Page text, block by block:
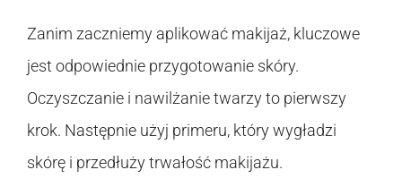
Zanim zaczniemy aplikować makijaż, kluczowe
jest odpowiednie przygotowanie skóry.
Oczyszczanie i nawilżanie twarzy to pierwszy
krok. Następnie użyj primeru, który wygładzi
skórę i przedłuży trwałość makijażu.